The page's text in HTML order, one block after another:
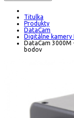
Titulka
Produkty
DataCam
Digitálne kamery
DataCam 3000M
bodov